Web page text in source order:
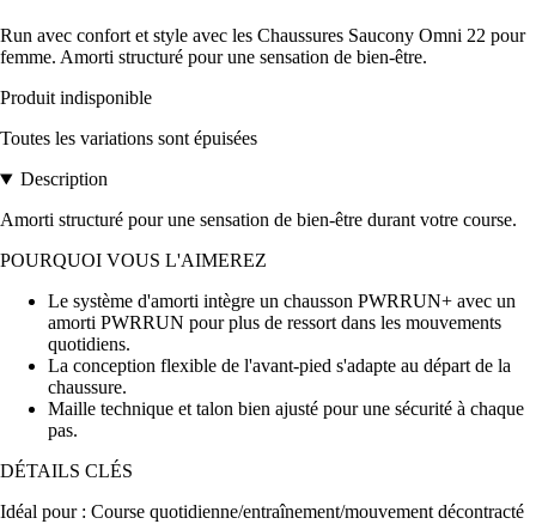
Run avec confort et style avec les Chaussures Saucony Omni 22 pour
femme. Amorti structuré pour une sensation de bien-être.
Produit indisponible
Toutes les variations sont épuisées
Description
Amorti structuré pour une sensation de bien-être durant votre course.
POURQUOI VOUS L'AIMEREZ
Le système d'amorti intègre un chausson PWRRUN+ avec un
amorti PWRRUN pour plus de ressort dans les mouvements
quotidiens.
La conception flexible de l'avant-pied s'adapte au départ de la
chaussure.
Maille technique et talon bien ajusté pour une sécurité à chaque
pas.
DÉTAILS CLÉS
Idéal pour : Course quotidienne/entraînement/mouvement décontracté